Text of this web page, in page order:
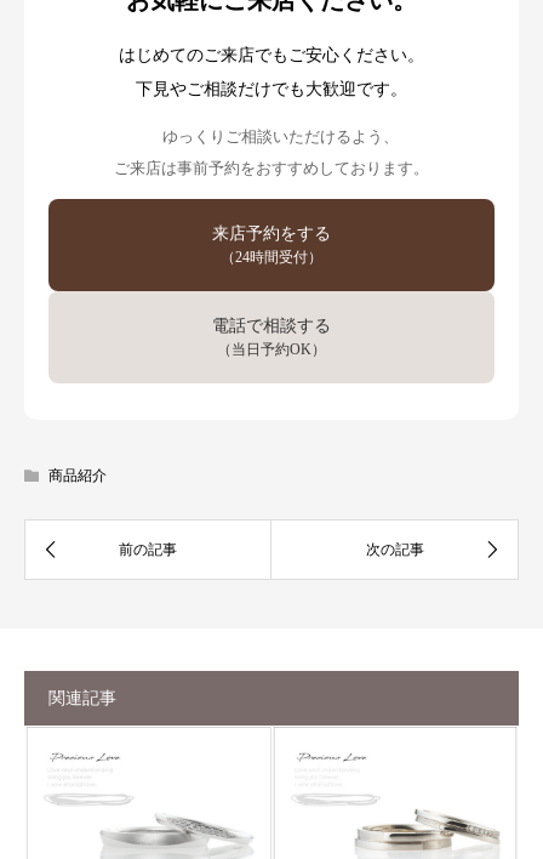
はじめてのご来店でもご安心ください。
下見やご相談だけでも大歓迎です。
ゆっくりご相談いただけるよう、
ご来店は事前予約をおすすめしております。
来店予約をする
（24時間受付）
電話で相談する
（当日予約OK）
商品紹介
関連記事